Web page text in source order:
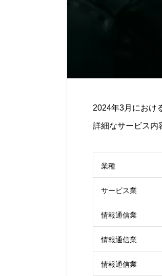
2024年3月におけ
詳細なサービス内
業種
サービス業
情報通信業
情報通信業
情報通信業